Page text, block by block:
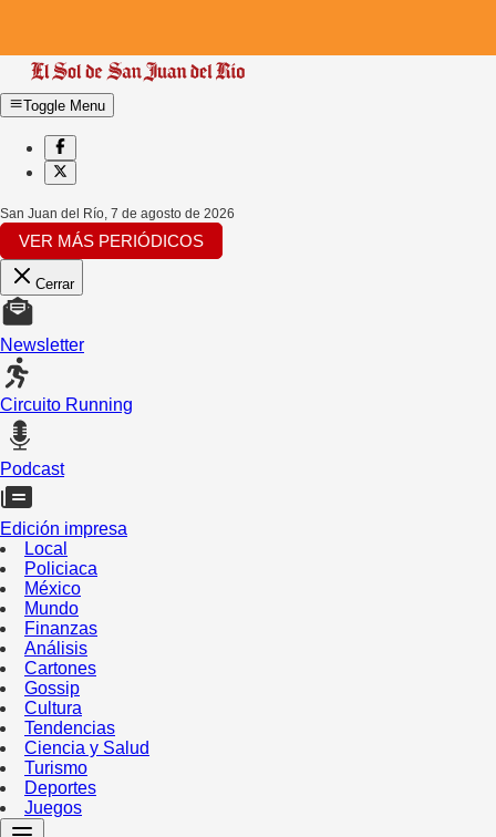
Toggle Menu
San Juan del Río, 7 de agosto de 2026
VER MÁS PERIÓDICOS
Cerrar
Newsletter
Circuito Running
Podcast
Edición impresa
Local
Policiaca
México
Mundo
Finanzas
Análisis
Cartones
Gossip
Cultura
Tendencias
Ciencia y Salud
Turismo
Deportes
Juegos